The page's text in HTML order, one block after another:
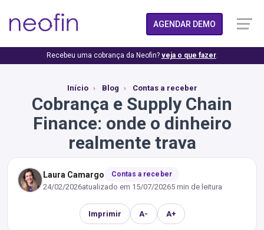
AGENDAR DEMO
Recebeu uma cobrança da Neofin? veja o que fazer.
Início Blog Contas a receber
Cobrança e Supply Chain
Finance: onde o dinheiro
realmente trava
Laura Camargo Contas a receber
24/02/2026atualizado em 15/07/20265 min de leitura
Imprimir A- A+